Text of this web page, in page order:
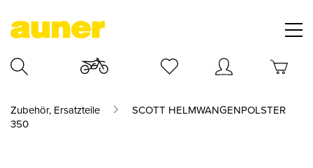
Zubehör, Ersatzteile
SCOTT HELMWANGENPOLSTER
350